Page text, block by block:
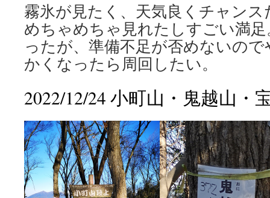
霧氷が見たく、天気良くチャン
めちゃめちゃ見れたしすごい満
ったが、準備不足が否めないの
かくなったら周回したい。
2022/12/24 小町山・鬼越山・